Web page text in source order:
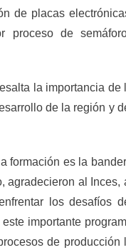
de placas
proceso de
la importancia de
de la región y
formación es la
agradecieron al Inces,
los desafíos
importante
de producción